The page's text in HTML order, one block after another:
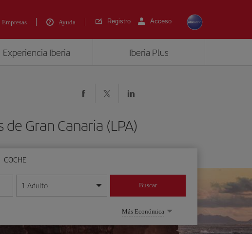
Empresas Ayuda Registro Acceso
Experiencia Iberia Iberia Plus
Gran Canaria (LPA)
COCHE
en formato día/mes/año
1 Adulto Buscar
Más Económica